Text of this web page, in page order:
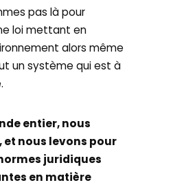
pas là pour
loi mettant en
alors même
un système qui est à
entier, nous
et nous levons pour
juridiques
en matière